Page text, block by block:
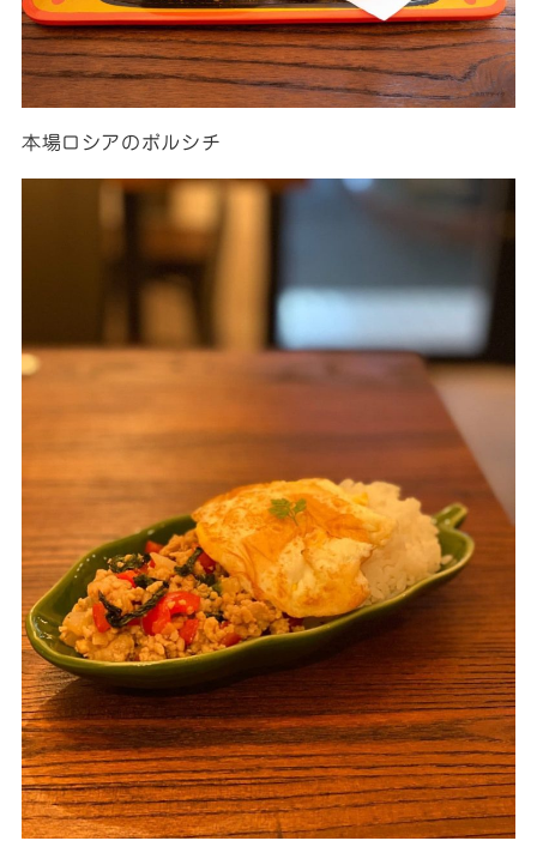
本場ロシアのボルシチ